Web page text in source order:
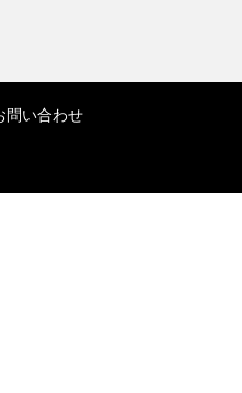
問い合わせ